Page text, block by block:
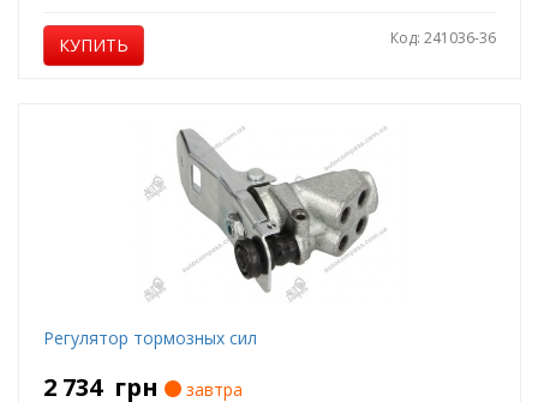
КУПИТЬ Код: 241036-36
Регулятор тормозных сил
2 734 грн
завтра